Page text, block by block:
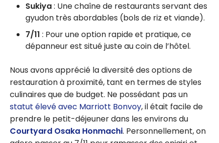
Sukiya: Une chaîne de restaurants servant des
gyudon très abordables (bols de riz et viande).
7/11 : Pour une option rapide et pratique, ce
dépanneur est situé juste au coin de l’hôtel.
Nous avons apprécié la diversité des options de
restauration à proximité, tant en termes de styles
culinaires que de budget. Ne possédant pas un
statut élevé avec Marriott Bonvoy, il était facile de
prendre le petit-déjeuner dans les environs du
Courtyard Osaka Honmachi. Personnellement, on